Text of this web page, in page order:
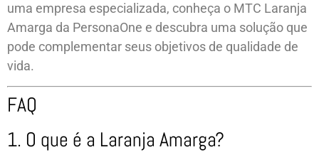
uma empresa especializada, conheça o MTC Laranja
Amarga da PersonaOne e descubra uma solução que
pode complementar seus objetivos de qualidade de
vida.
FAQ
1. O que é a Laranja Amarga?